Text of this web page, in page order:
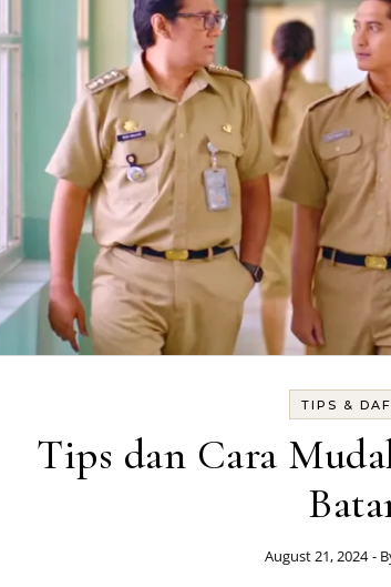
TIPS &
Tips dan Cara
August 21, 2024 -